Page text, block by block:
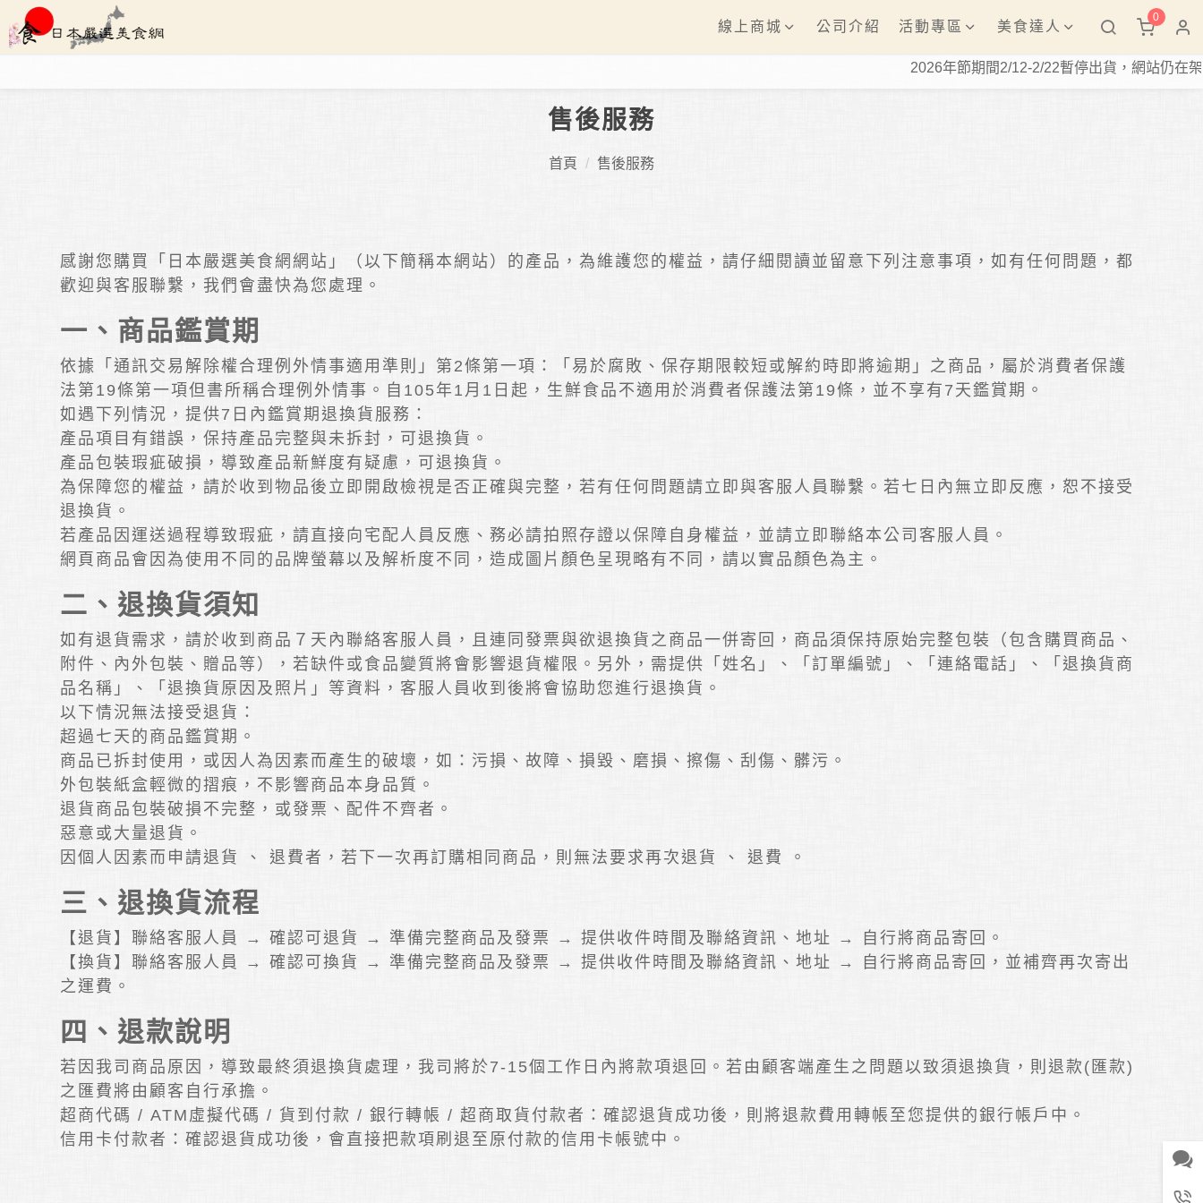
線上商城 公司介紹 活動專區 美食達人
0
2026年節期間2/12-2/22暫停出貨，網站仍在架
售後服務
首頁 售後服務
感謝您購買「日本嚴選美食網網站」（以下簡稱本網站）的產品，為維護您的權益，請仔細閱讀並留意下列注意事項，如有任何問題，都
歡迎與客服聯繫，我們會盡快為您處理。
一、商品鑑賞期
依據「通訊交易解除權合理例外情事適用準則」第2條第一項：「易於腐敗、保存期限較短或解約時即將逾期」之商品，屬於消費者保護
法第19條第一項但書所稱合理例外情事。自105年1月1日起，生鮮食品不適用於消費者保護法第19條，並不享有7天鑑賞期。
如遇下列情況，提供7日內鑑賞期退換貨服務：
產品項目有錯誤，保持產品完整與未拆封，可退換貨。
產品包裝瑕疵破損，導致產品新鮮度有疑慮，可退換貨。
為保障您的權益，請於收到物品後立即開啟檢視是否正確與完整，若有任何問題請立即與客服人員聯繫。若七日內無立即反應，恕不接受
退換貨。
若產品因運送過程導致瑕疵，請直接向宅配人員反應、務必請拍照存證以保障自身權益，並請立即聯絡本公司客服人員。
網頁商品會因為使用不同的品牌螢幕以及解析度不同，造成圖片顏色呈現略有不同，請以實品顏色為主。
二、退換貨須知
如有退貨需求，請於收到商品７天內聯絡客服人員，且連同發票與欲退換貨之商品一併寄回，商品須保持原始完整包裝（包含購買商品、
附件、內外包裝、贈品等），若缺件或食品變質將會影響退貨權限。另外，需提供「姓名」、「訂單編號」、「連絡電話」、「退換貨商
品名稱」、「退換貨原因及照片」等資料，客服人員收到後將會協助您進行退換貨。
以下情況無法接受退貨：
超過七天的商品鑑賞期。
商品已拆封使用，或因人為因素而產生的破壞，如：污損、故障、損毀、磨損、擦傷、刮傷、髒污。
外包裝紙盒輕微的摺痕，不影響商品本身品質。
退貨商品包裝破損不完整，或發票、配件不齊者。
惡意或大量退貨。
因個人因素而申請退貨 、 退費者，若下一次再訂購相同商品，則無法要求再次退貨 、 退費 。
三、退換貨流程
【退貨】聯絡客服人員 → 確認可退貨 → 準備完整商品及發票 → 提供收件時間及聯絡資訊、地址 → 自行將商品寄回。
【換貨】聯絡客服人員 → 確認可換貨 → 準備完整商品及發票 → 提供收件時間及聯絡資訊、地址 → 自行將商品寄回，並補齊再次寄出
之運費。
四、退款說明
若因我司商品原因，導致最終須退換貨處理，我司將於7-15個工作日內將款項退回。若由顧客端產生之問題以致須退換貨，則退款(匯款)
之匯費將由顧客自行承擔。
超商代碼 / ATM虛擬代碼 / 貨到付款 / 銀行轉帳 / 超商取貨付款者：確認退貨成功後，則將退款費用轉帳至您提供的銀行帳戶中。
信用卡付款者：確認退貨成功後，會直接把款項刷退至原付款的信用卡帳號中。